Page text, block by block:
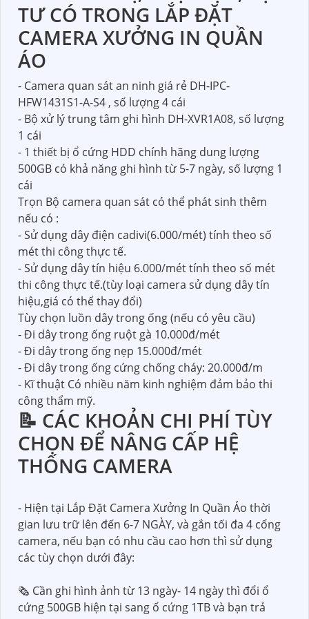
TƯ CÓ TRONG LẮP ĐẶT
CAMERA XƯỞNG IN QUẦN
ÁO
- Camera quan sát an ninh giá rẻ DH-IPC-
HFW1431S1-A-S4 , số lượng 4 cái
- Bộ xử lý trung tâm ghi hình DH-XVR1A08, số lượng
1 cái
- 1 thiết bị ổ cứng HDD chính hãng dung lượng
500GB có khả năng ghi hình từ 5-7 ngày, số lượng 1
cái
Trọn Bộ camera quan sát có thể phát sinh thêm
nếu có :
- Sử dụng dây điện cadivi(6.000/mét) tính theo số
mét thi công thực tế.
- Sử dụng dây tín hiệu 6.000/mét tính theo số mét
thi công thực tế.(tùy loại camera sử dụng dây tín
hiệu,giá có thể thay đổi)
Tùy chọn luồn dây trong ống (nếu có yêu cầu)
- Đi dây trong ống ruột gà 10.000đ/mét
- Đi dây trong ống nẹp 15.000đ/mét
- Đi dây trong ống cứng chống cháy: 20.000đ/m
- Kĩ thuật Có nhiều năm kinh nghiệm đảm bảo thi
công thẩm mỹ.
📝 CÁC KHOẢN CHI PHÍ TÙY
CHỌN ĐỂ NÂNG CẤP HỆ
THỐNG CAMERA
- Hiện tại Lắp Đặt Camera Xưởng In Quần Áo thời
gian lưu trữ lên đến 6-7 NGÀY, và gắn tối đa 4 cổng
camera, nếu bạn có nhu cầu cao hơn thì sử dụng
các tùy chọn dưới đây:
🗞 Cần ghi hình ảnh từ 13 ngày- 14 ngày thì đổi ổ
cứng 500GB hiện tại sang ổ cứng 1TB và bạn trả